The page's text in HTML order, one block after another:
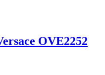
OVE2252